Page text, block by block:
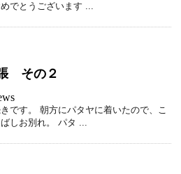
でとうございます ...
その２
です。 朝方にパタヤに着いたので、こ
しお別れ。 パタ ...